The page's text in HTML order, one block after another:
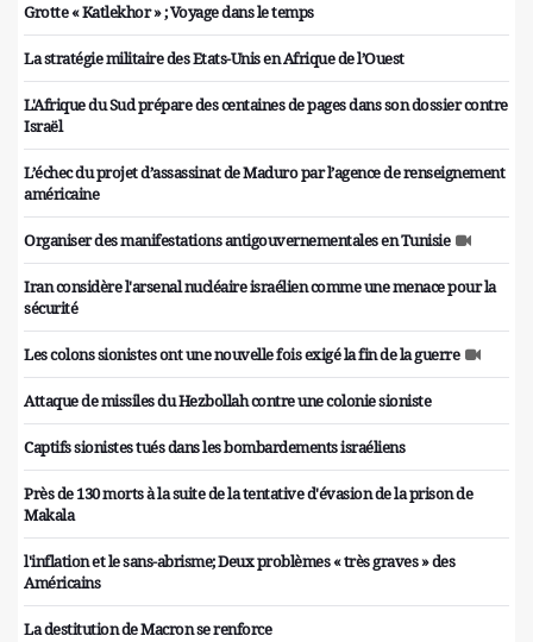
Grotte « Katlekhor » ; Voyage dans le temps
La stratégie militaire des Etats-Unis en Afrique de l’Ouest
L'Afrique du Sud prépare des centaines de pages dans son dossier contre
Israël
L’échec du projet d’assassinat de Maduro par l’agence de renseignement
américaine
Organiser des manifestations antigouvernementales en Tunisie
Iran considère l'arsenal nucléaire israélien comme une menace pour la
sécurité
Les colons sionistes ont une nouvelle fois exigé la fin de la guerre
Attaque de missiles du Hezbollah contre une colonie sioniste
Captifs sionistes tués dans les bombardements israéliens
Près de 130 morts à la suite de la tentative d'évasion de la prison de
Makala
l'inflation et le sans-abrisme; Deux problèmes « très graves » des
Américains
La destitution de Macron se renforce